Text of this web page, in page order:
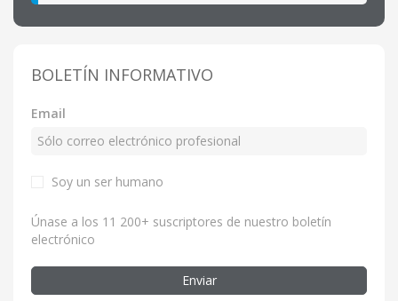
BOLETÍN INFORMATIVO
Email
Soy un ser humano
Únase a los 11 200+ suscriptores de nuestro boletín
electrónico
Enviar